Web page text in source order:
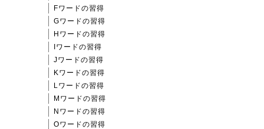
Fワードの習得
Gワードの習得
Hワードの習得
Iワードの習得
Jワードの習得
Kワードの習得
Lワードの習得
Mワードの習得
Nワードの習得
Oワードの習得